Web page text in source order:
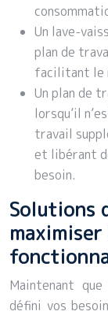
Un lave-
plan de
facilitant le
Un plan de
lorsqu’il
travail
et libérant
besoin.
Solutions
maximiser
Maintenant
défini vos